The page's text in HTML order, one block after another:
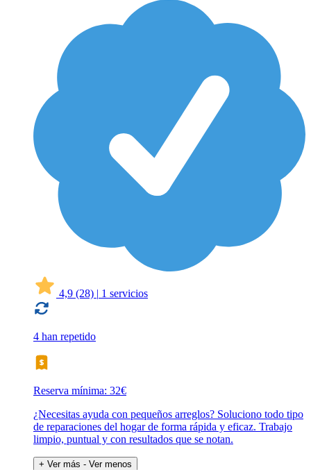
4,9 (28) | 1 servicios
4 han repetido
Reserva mínima: 32€
¿Necesitas ayuda con pequeños arreglos? Soluciono todo tipo
de reparaciones del hogar de forma rápida y eficaz. Trabajo
limpio, puntual y con resultados que se notan.
+ Ver más - Ver menos